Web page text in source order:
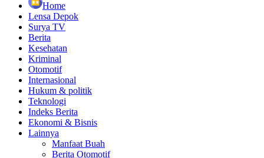
Home
Lensa Depok
Surya TV
Berita
Kesehatan
Kriminal
Otomotif
Internasional
Hukum & politik
Teknologi
Indeks Berita
Ekonomi & Bisnis
Lainnya
Manfaat Buah
Berita Otomotif